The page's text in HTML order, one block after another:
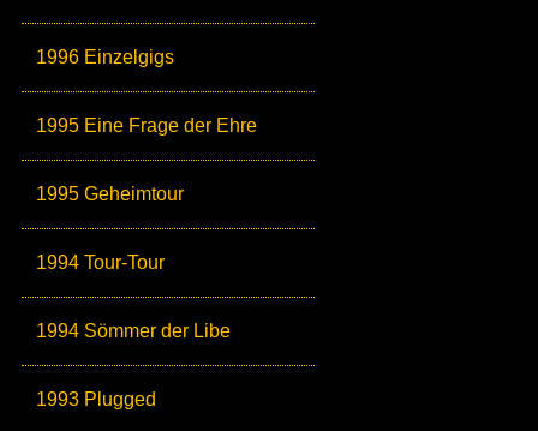
1996 Einzelgigs
1995 Eine Frage der Ehre
1995 Geheimtour
1994 Tour-Tour
1994 Sömmer der Libe
1993 Plugged